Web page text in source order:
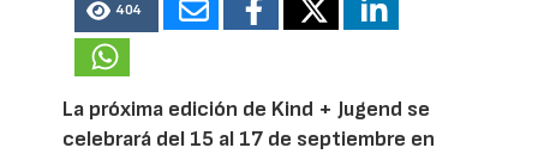
404
La próxima edición de Kind + Jugend se
celebrará del 15 al 17 de septiembre en